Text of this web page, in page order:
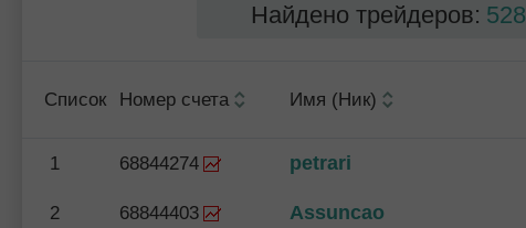
Найдено трейдеров: 528
Список Номер счета Имя (Ник)
1 68844274 petrari
2 68844403 Assuncao